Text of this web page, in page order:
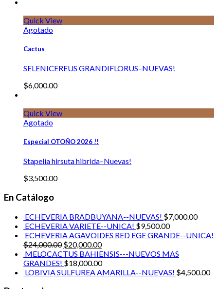
Quick View
Agotado
Cactus
SELENICEREUS GRANDIFLORUS–NUEVAS!
$6,000.00
Quick View
Agotado
Especial OTOÑO 2026 !!
Stapelia hirsuta hibrida–Nuevas!
$3,500.00
En Catálogo
ECHEVERIA BRADBUYANA--NUEVAS! $7,000.00
ECHEVERIA VARIETE--UNICA! $9,500.00
ECHEVERIA AGAVOIDES RED EGE GRANDE--UNICA!
$24,000.00 $20,000.00
MELOCACTUS BAHIENSIS---NUEVOS MAS
GRANDES! $18,000.00
LOBIVIA SULFUREA AMARILLA--NUEVAS! $4,500.00